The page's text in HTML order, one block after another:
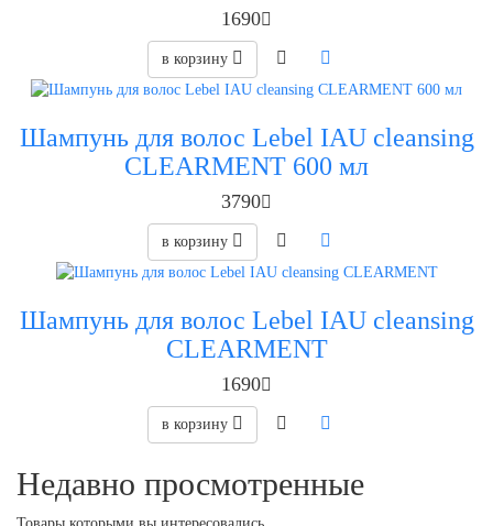
1690
в корзину
Шампунь для волос Lebel IAU cleansing
CLEARMENT 600 мл
3790
в корзину
Шампунь для волос Lebel IAU cleansing
CLEARMENT
1690
в корзину
Недавно просмотренные